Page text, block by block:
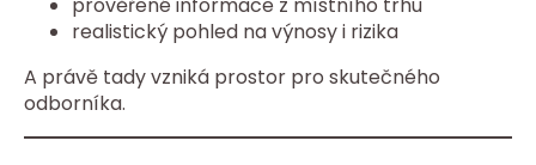
prověřené informace z místního trhu
realistický pohled na výnosy i rizika
A právě tady vzniká prostor pro skutečného
odborníka.